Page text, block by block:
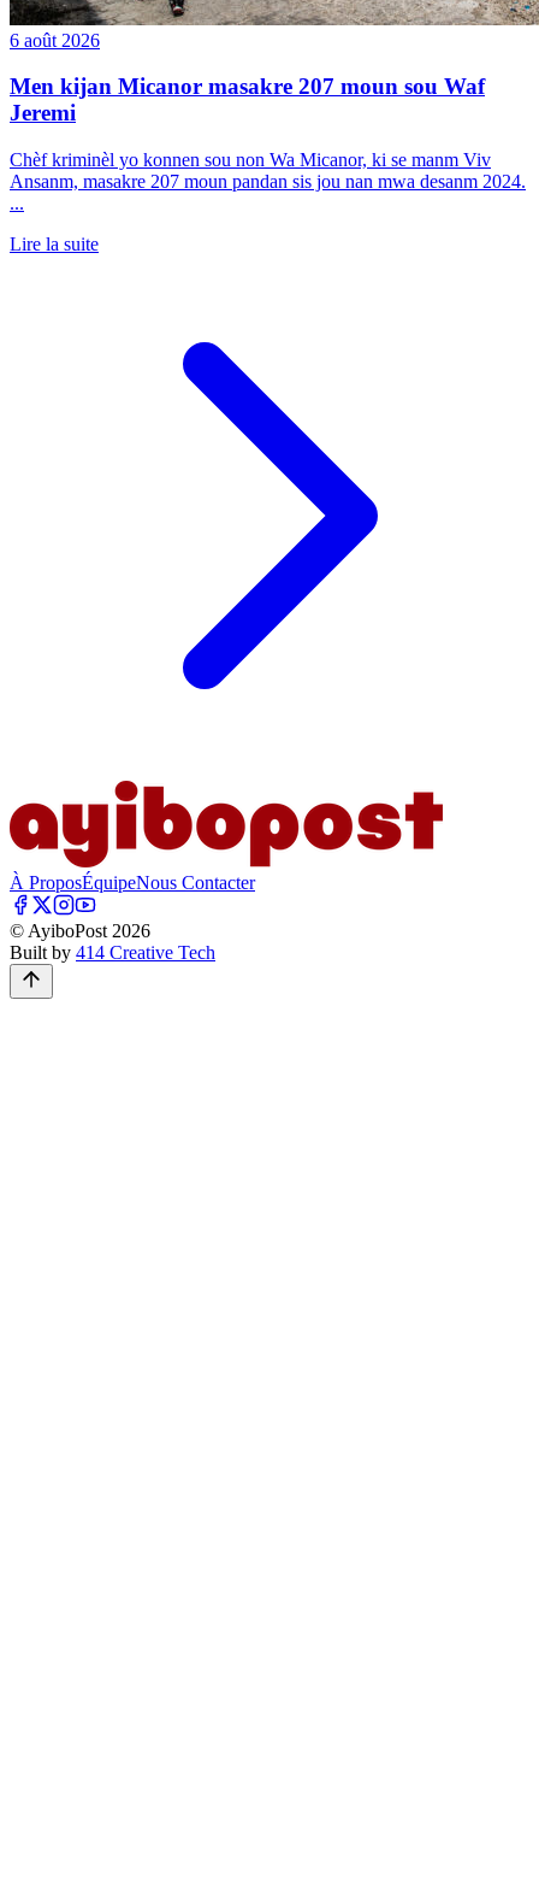
6 août 2026
Men kijan Micanor masakre 207 moun sou Waf
Jeremi
Chèf kriminèl yo konnen sou non Wa Micanor, ki se manm Viv
Ansanm, masakre 207 moun pandan sis jou nan mwa desanm 2024.
...
Lire la suite
À ProposÉquipeNous Contacter
© AyiboPost 2026
Built by 414 Creative Tech